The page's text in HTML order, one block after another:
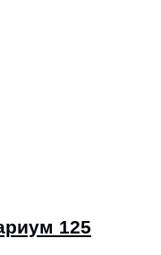
125